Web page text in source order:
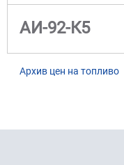
АИ-92-К5
Архив цен на топливо